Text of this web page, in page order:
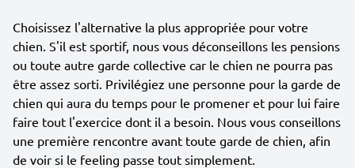
Choisissez l'alternative la plus appropriée pour votre
chien. S'il est sportif, nous vous déconseillons les pensions
ou toute autre garde collective car le chien ne pourra pas
être assez sorti. Privilégiez une personne pour la garde de
chien qui aura du temps pour le promener et pour lui faire
faire tout l'exercice dont il a besoin. Nous vous conseillons
une première rencontre avant toute garde de chien, afin
de voir si le feeling passe tout simplement.